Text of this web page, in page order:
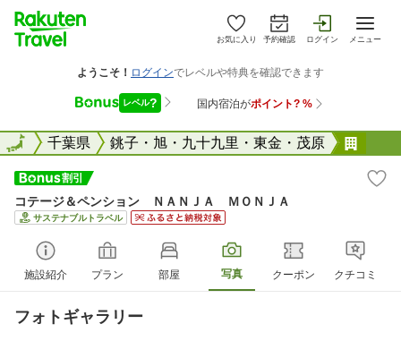
お気に入り 予約確認 ログイン メニュー
全国千葉県 銚子・旭・九十九里・東金・茂原
全国
コテージ＆ペンション ＮＡＮＪＡ ＭＯＮＪＡ
サステナブルトラベル
施設紹介 プラン 部屋 写真 クーポン クチコミ
フォトギャラリー